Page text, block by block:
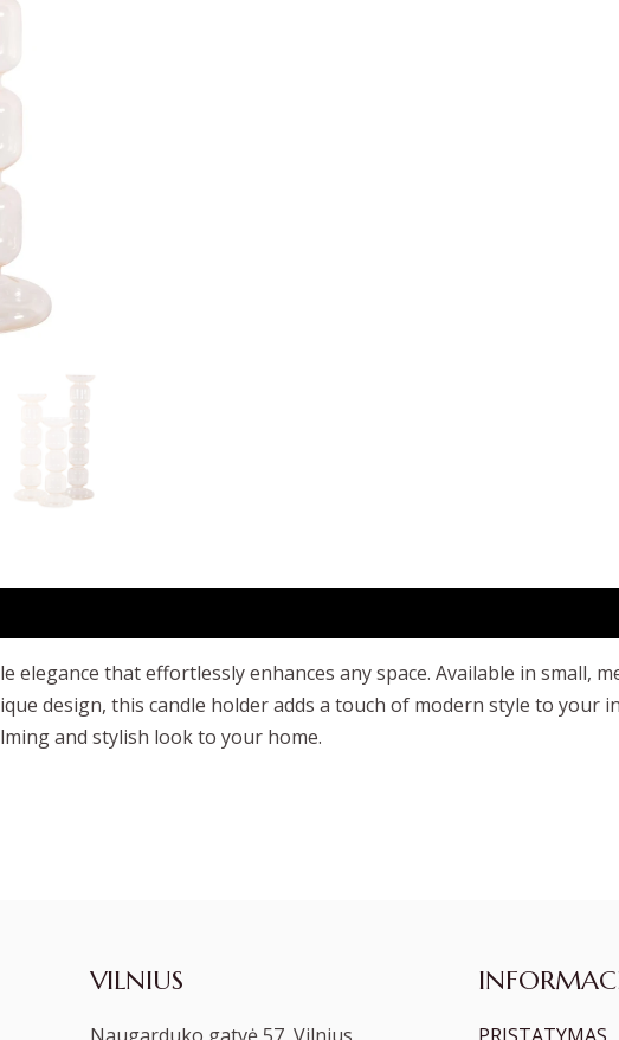
elegance that effortlessly enhances any space. Available in small,
design, this candle holder adds a touch of modern style to
and stylish look to your home.
VILNIUS